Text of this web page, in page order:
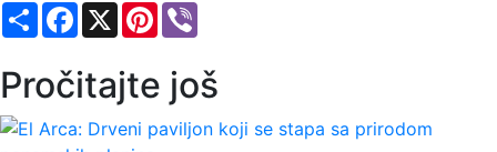
ShareFacebook
X Pinterest
Pročitajte još